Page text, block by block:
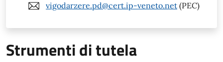
vigodarzere.pd@cert.ip-veneto.net (PEC)
Strumenti di tutela